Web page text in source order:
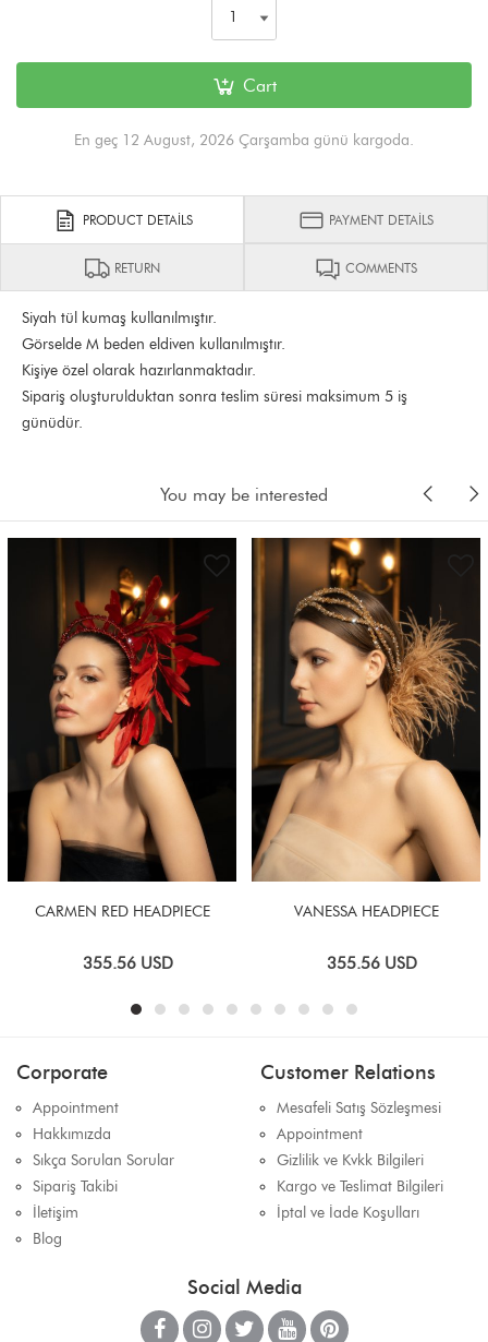
Cart
En geç 12 August, 2026 Çarşamba günü kargoda.
PRODUCT DETAILS PAYMENT DETAILS
RETURN COMMENTS
Siyah tül kumaş kullanılmıştır.
Görselde M beden eldiven kullanılmıştır.
Kişiye özel olarak hazırlanmaktadır.
Sipariş oluşturulduktan sonra teslim süresi maksimum 5 iş
günüdür.
You may be interested
CARMEN RED HEADPIECE
355.56USD
VANESSA HEADPIECE
355.56USD
Corporate
Appointment
Hakkımızda
Sıkça Sorulan Sorular
Sipariş Takibi
İletişim
Blog
Customer Relations
Mesafeli Satış Sözleşmesi
Appointment
Gizlilik ve Kvkk Bilgileri
Kargo ve Teslimat Bilgileri
İptal ve İade Koşulları
Social Media